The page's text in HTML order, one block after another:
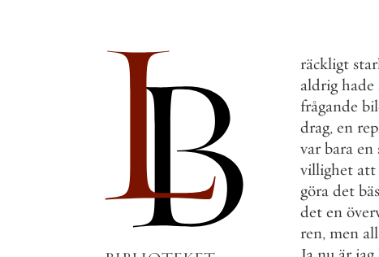
räckligt
aldrig hade
frågande
drag, en
var bara en
villighet att
göra det
det en
ren, men